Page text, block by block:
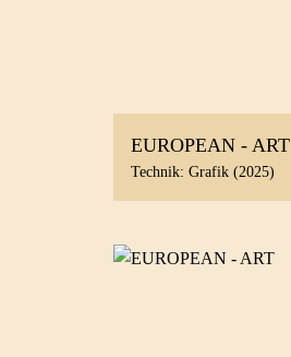
EUROPEAN - ART
Technik: Grafik (2025)